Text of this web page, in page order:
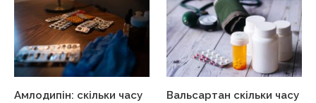
Амлодипін: скільки часу
Вальсартан скільки часу